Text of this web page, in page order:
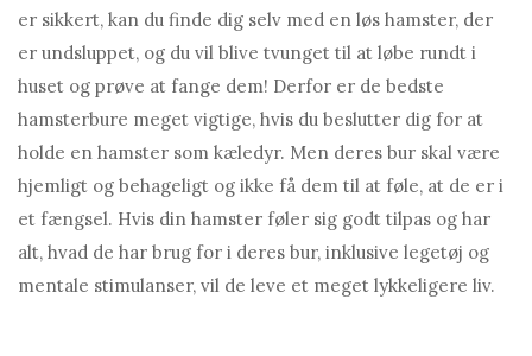
er sikkert, kan du finde dig selv med en løs hamster, der
er undsluppet, og du vil blive tvunget til at løbe rundt i
huset og prøve at fange dem! Derfor er de bedste
hamsterbure meget vigtige, hvis du beslutter dig for at
holde en hamster som kæledyr. Men deres bur skal være
hjemligt og behageligt og ikke få dem til at føle, at de er i
et fængsel. Hvis din hamster føler sig godt tilpas og har
alt, hvad de har brug for i deres bur, inklusive legetøj og
mentale stimulanser, vil de leve et meget lykkeligere liv.